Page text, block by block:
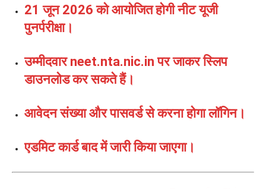
21 जून 2026 को आयोजित होगी नीट यूजी
पुनर्परीक्षा।
उम्मीदवार neet.nta.nic.in पर जाकर स्लिप
डाउनलोड कर सकते हैं।
आवेदन संख्या और पासवर्ड से करना होगा लॉगिन।
एडमिट कार्ड बाद में जारी किया जाएगा।